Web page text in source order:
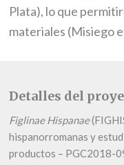
Plata), lo que
materiales (Misiego
Detalles del
Figlinae Hispanae
hispanorromanas y
productos – PGC2018-